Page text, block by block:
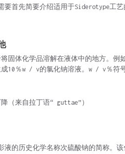
要首先简要介绍适用于Siderotype工
固体化学品溶解在液体中的地方。例
10％w / v的氯化钠溶液。w / v％符
（来自拉丁语“ guttae”）
液的历史化学名称次硫酸钠的简称。